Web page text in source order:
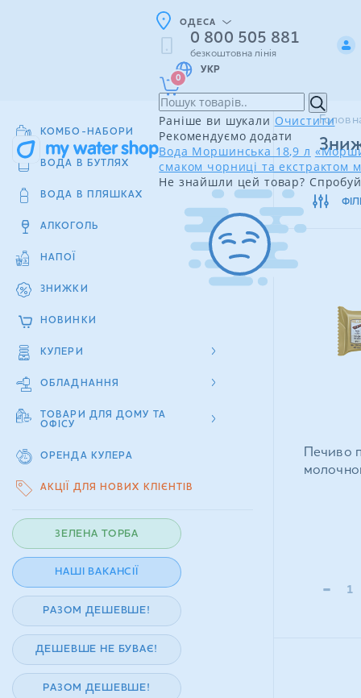
ОДЕСА
0 800 505 881
безкоштовна лінія
УКР
0
Раніше ви шукали Очистити
Рекомендуємо додати
Вода Моршинська 18,9 л
смаком чорниці та екстрактом
Не знайшли цей товар?
КОМБО-НАБОРИ
ВОДА В БУТЛЯХ
ВОДА В ПЛЯШКАХ
АЛКОГОЛЬ
НАПОЇ
ЗНИЖКИ
НОВИНКИ
КУЛЕРИ
ОБЛАДНАННЯ
ТОВАРИ ДЛЯ ДОМУ ТА
ОФІСУ
ОРЕНДА КУЛЕРА
АКЦІЇ ДЛЯ НОВИХ КЛІЄНТІВ
ЗЕЛЕНА ТОРБА
НАШІ ВАКАНСІЇ
РАЗОМ ДЕШЕВШЕ!
ДЕШЕВШЕ НЕ БУВАЄ!
РАЗОМ ДЕШЕВШЕ!
Печиво
-